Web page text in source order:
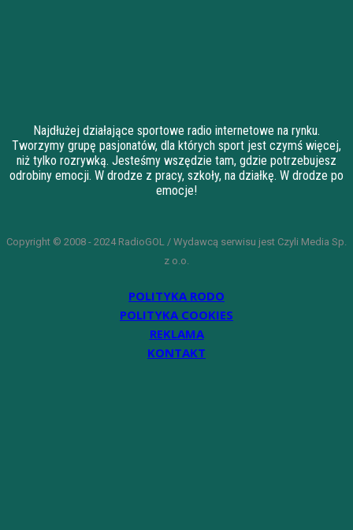
Najdłużej działające sportowe radio internetowe na rynku.
Tworzymy grupę pasjonatów, dla których sport jest czymś więcej,
niż tylko rozrywką. Jesteśmy wszędzie tam, gdzie potrzebujesz
odrobiny emocji. W drodze z pracy, szkoły, na działkę. W drodze po
emocje!
Copyright © 2008 - 2024 RadioGOL / Wydawcą serwisu jest Czyli Media Sp.
z o.o.
POLITYKA RODO
POLITYKA COOKIES
REKLAMA
KONTAKT